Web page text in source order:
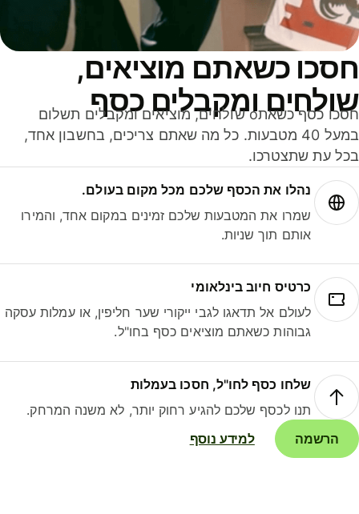
כשאתם מוציאים,
ומקבלים כסף
חסכו כסף כשאתo שולחים, מוציאים ומקבלים תשלום
במעל 40 מטבעות. כל מה שאתם צריכים, בחשבון אחד,
עת שתצטרכו.
נהלו את הכסף שלכם מכל מקום בעולם.
שמרו את המטבעות שלכם זמינים במקום אחד, והמירו
אותם תוך שניות.
כרטיס חיוב בינלאומי
לעולם אל תדאגו לגבי ייקורי שער חליפין, או עמלות עסקה
גבוהות כשאתם מוציאים כסף בחו"ל.
שלחו כסף לחו"ל, חסכו בעמלות
תנו לכסף שלכם להגיע רחוק יותר, לא משנה המרחק.
הרשמה
למידע נוסף